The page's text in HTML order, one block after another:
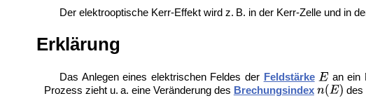
Der elektrooptische Kerr-Effekt wird z. B. in der Kerr-Zelle und in
Erklärung
Das Anlegen eines elektrischen Feldes der Feldstärke an ein
Prozess zieht u. a. eine Veränderung des Brechungsindex des